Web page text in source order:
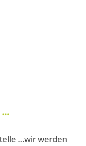
…wir werden